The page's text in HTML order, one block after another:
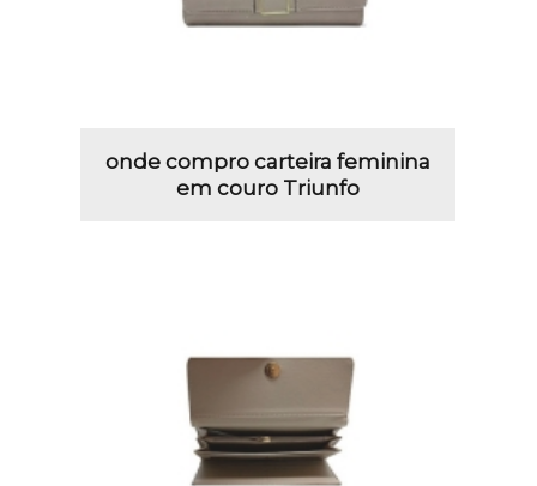
onde compro carteira feminina
em couro Triunfo